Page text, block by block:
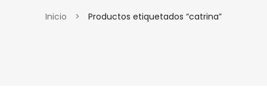
Inicio > Productos etiquetados “catrina”